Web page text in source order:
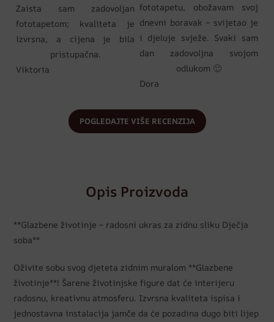
Zaista sam zadovoljan
fototapetom; kvaliteta je
izvrsna, a cijena je bila
pristupačna.
Viktoria
fototapetu, obožavam svoj
dnevni boravak – svijetao je
i djeluje svježe. Svaki sam
dan zadovoljna svojom
odlukom 🙂
Dora
POGLEDAJTE VIŠE RECENZIJA
Opis Proizvoda
**Glazbene životinje – radosni ukras za zidnu sliku Dječja
soba**
Oživite sobu svog djeteta zidnim muralom **Glazbene
životinje**! Šarene životinjske figure dat će interijeru
radosnu, kreativnu atmosferu. Izvrsna kvaliteta ispisa i
jednostavna instalacija jamče da će pozadina dugo biti lijep